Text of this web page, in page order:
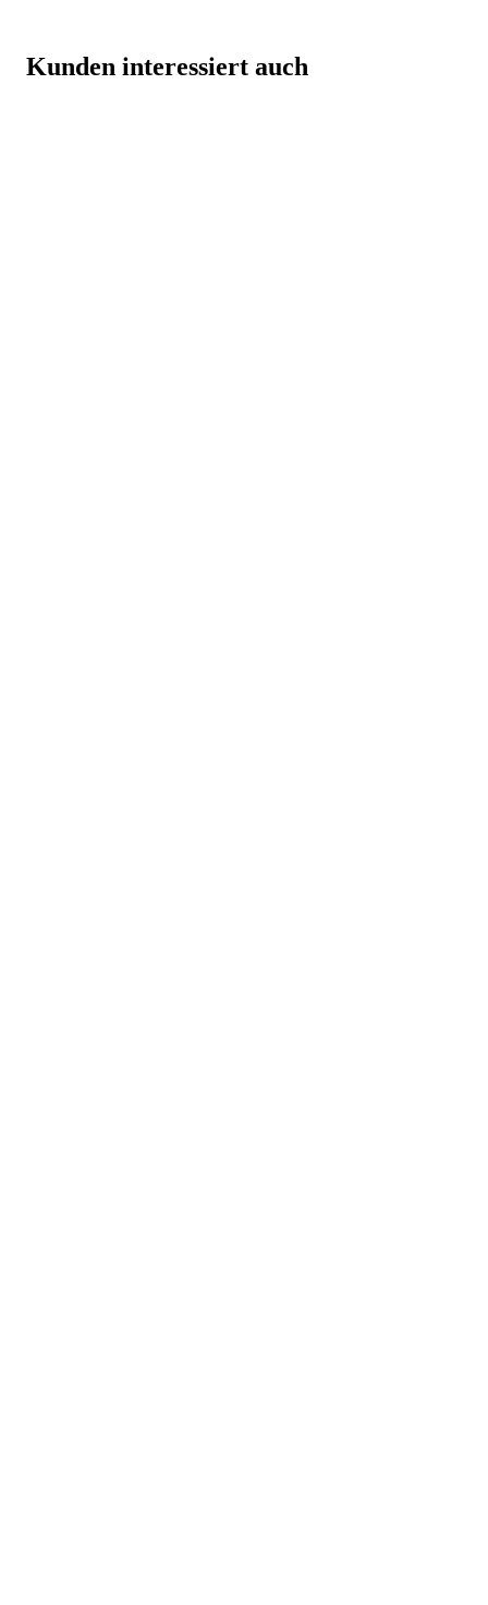
Kunden interessiert auch